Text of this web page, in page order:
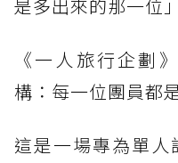
是多出來的那一位
《一人旅行企劃
構：每一位團員都
這是一場專為單